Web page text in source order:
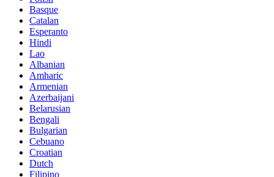
Basque
Catalan
Esperanto
Hindi
Lao
Albanian
Amharic
Armenian
Azerbaijani
Belarusian
Bengali
Bulgarian
Cebuano
Croatian
Dutch
Filipino